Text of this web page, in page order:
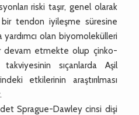
riski taşır, genel olarak
tendon iyileşme süresine
yardımcı olan biyomolekülleri
devam etmekte olup çinko-
sıçanlarda Aşil
etkilerinin araştırılması
Sprague-Dawley cinsi dişi